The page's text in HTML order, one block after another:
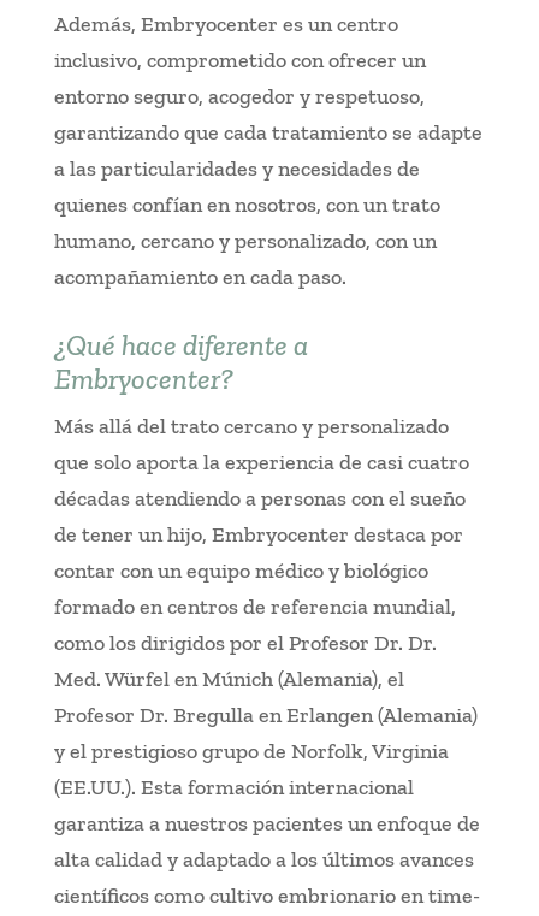
Además, Embryocenter es un centro
inclusivo, comprometido con ofrecer un
entorno seguro, acogedor y respetuoso,
garantizando que cada tratamiento se adapte
a las particularidades y necesidades de
quienes confían en nosotros, con un trato
humano, cercano y personalizado, con un
acompañamiento en cada paso.
¿Qué hace diferente a
Embryocenter?
Más allá del trato cercano y personalizado
que solo aporta la experiencia de casi cuatro
décadas atendiendo a personas con el sueño
de tener un hijo, Embryocenter destaca por
contar con un equipo médico y biológico
formado en centros de referencia mundial,
como los dirigidos por el Profesor Dr. Dr.
Med. Würfel en Múnich (Alemania), el
Profesor Dr. Bregulla en Erlangen (Alemania)
y el prestigioso grupo de Norfolk, Virginia
(EE.UU.). Esta formación internacional
garantiza a nuestros pacientes un enfoque de
alta calidad y adaptado a los últimos avances
científicos como cultivo embrionario en time-